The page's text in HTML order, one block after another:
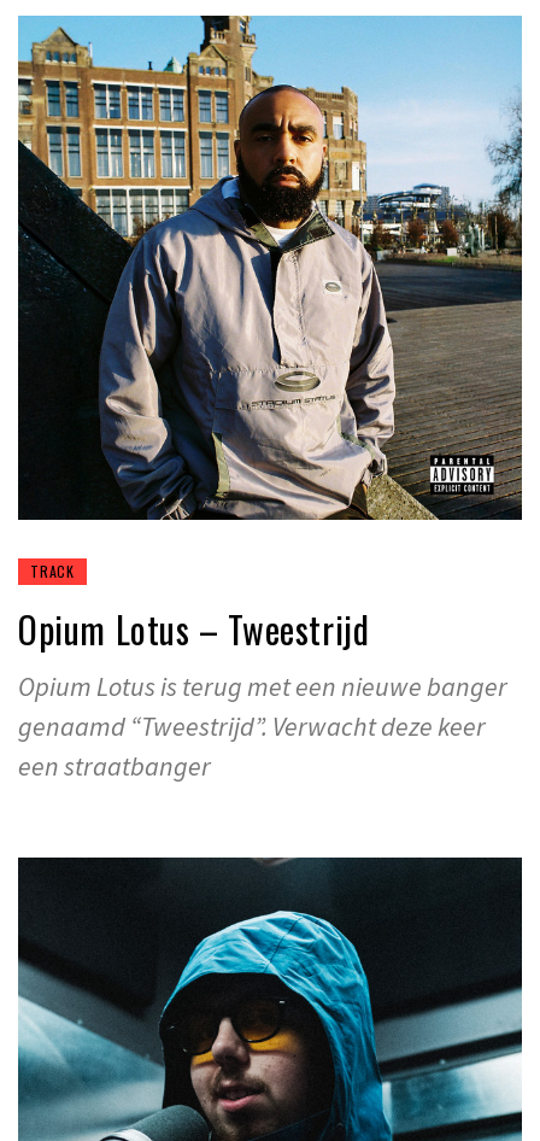
TRACK
Opium Lotus – Tweestrijd
Opium Lotus is terug met een nieuwe banger
genaamd “Tweestrijd”. Verwacht deze keer
een straatbanger